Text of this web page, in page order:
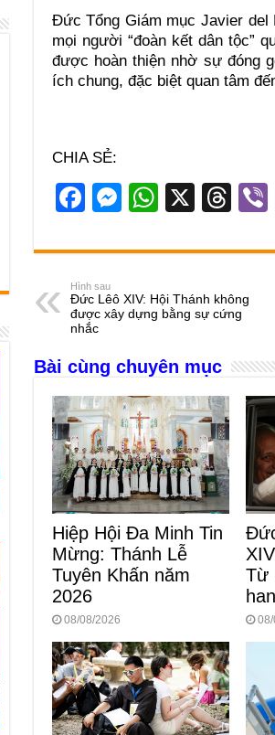
Đức Tổng Giám mục Javier del
mọi người “đoàn kết dân tộc”
được hoàn thiện nhờ sự đóng
ích chung, đặc biệt quan tâm
CHIA SẺ:
F
c
e
b
o
o
k
M
ss
n
er
W
at
A
p
X T
e
d
Hình sau
Đức Lêô XIV: Hội Thánh không
được xây dựng bằng sự cứng
nhắc
Bài cùng chuyên mục
Hiệp Hội Đa Minh Tin
Mừng: Thánh Lễ
Tuyên Khấn năm
2026
08/08/2026
Từ